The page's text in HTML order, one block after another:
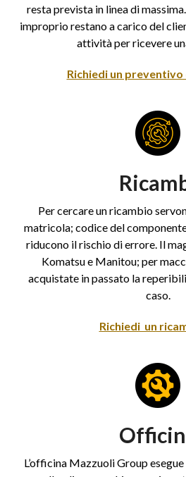
resta prevista in linea di
improprio restano a carico del
attività per ricevere
Richiedi un preventivo
Per cercare un ricambio
matricola; codice del
riducono il rischio di errore. Il
Komatsu e Manitou; per
acquistate in passato la
caso.
Richiedi un
L’officina Mazzuoli Group